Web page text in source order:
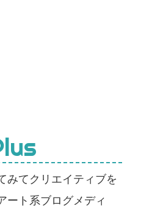
みてクリエイティブを
ート系ブログメディ